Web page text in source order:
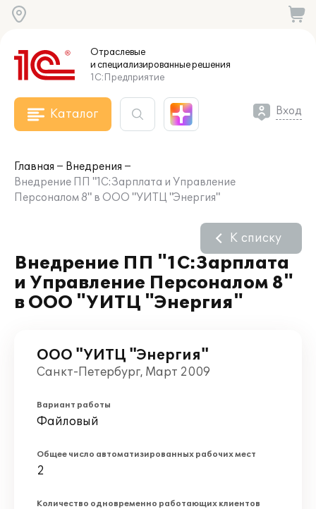
Отраслевые
и специализированныерешения
1С:Предприятие
Каталог Вход
Главная
Внедрения
Внедрение ПП "1С:Зарплата и Управление
Персоналом 8" в ООО "УИТЦ "Энергия"
Внедрение ПП "1С:Зарплата
и Управление Персоналом 8"
в ООО "УИТЦ "Энергия"
К списку
ООО "УИТЦ "Энергия"
Санкт-Петербург, Март 2009
Вариант работы
Файловый
Общее число автоматизированных рабочих мест
2
Количество одновременно работающих клиентов